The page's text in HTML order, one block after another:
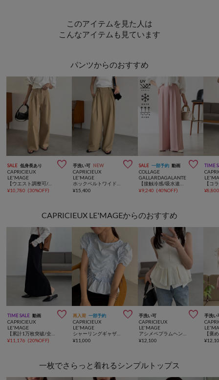
このアイテムを見た人は
こんなアイテムも見ています
パンツからのおすすめ
SALE 低身長あり 
CAPRICIEUX
LE'MAGE
¥10,780 (30%OFF)
手洗い可 NEW 
CAPRICIEUX
LE'MAGE
¥15,400
SALE 一部予約 動画 
COLLAGE
GALLARDAGALANTE
¥9,240 (40%OFF)
TIME
¥
CAPRICIEUX LE'MAGEからのおすすめ
TIME SALE 動画 
CAPRICIEUX
LE'MAGE
¥11,176 (20%OFF)
再入荷 一部予約 
CAPRICIEUX
LE'MAGE
¥11,000
手洗い可 
CAPRICIEUX
LE'MAGE
¥12,100
手洗い
¥
一枚でさらっと着れるシンプルトップス